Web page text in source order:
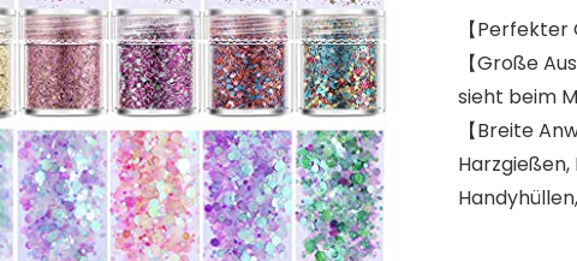
【
【Große
sieht beim
【Breite